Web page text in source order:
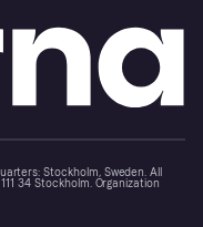
Stockholm, Sweden. All
34 Stockholm. Organization